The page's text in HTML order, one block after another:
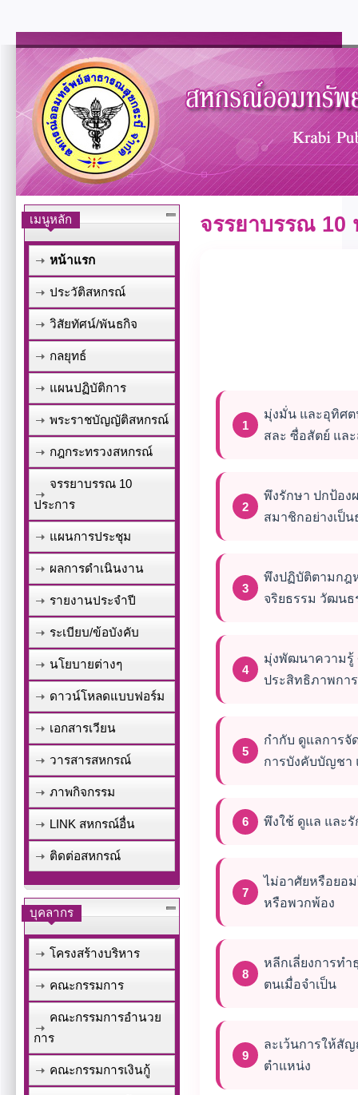
เมนูหลัก
หน้าแรก
ประวัติสหกรณ์
วิสัยทัศน์/พันธกิจ
กลยุทธ์
แผนปฏิบัติการ
พระราชบัญญัติสหกรณ์
กฎกระทรวงสหกรณ์
จรรยาบรรณ 10
ประการ
แผนการประชุม
ผลการดำเนินงาน
รายงานประจำปี
ระเบียบ/ข้อบังคับ
นโยบายต่างๆ
ดาวน์โหลดแบบฟอร์ม
เอกสารเวียน
วารสารสหกรณ์
ภาพกิจกรรม
LINK สหกรณ์อื่น
ติดต่อสหกรณ์
บุคลากร
โครงสร้างบริหาร
คณะกรรมการ
คณะกรรมการอำนวย
การ
คณะกรรมการเงินกู้
จรรยาบรรณ 10
มุ่งมั่น และอุทิศ
สละ ซื่อสัตย์ แล
พึงรักษา ปกป้อง
สมาชิกอย่างเป็น
พึงปฏิบัติตามกฎ
จริยธรรม วัฒน
มุ่งพัฒนาความรู้
ประสิทธิภาพกา
กำกับ ดูแลการ
การบังคับบัญชา
พึงใช้ ดูแล และ
ไม่อาศัยหรือยอ
หรือพวกพ้อง
หลีกเลี่ยงการท
ตนเมื่อจำเป็น
ละเว้นการให้สั
ตำแหน่ง